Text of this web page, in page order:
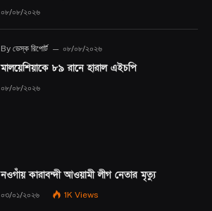
০৮/০৮/২০২৬
By ডেস্ক রিপোর্ট ০৮/০৮/২০২৬
মালয়েশিয়াকে ৮৯ রানে হারাল এইচপি
০৮/০৮/২০২৬
নওগাঁয় কারাবন্দী আওয়ামী লীগ নেতার মৃত্যু
০৩/০১/২০২৬ 1K Views